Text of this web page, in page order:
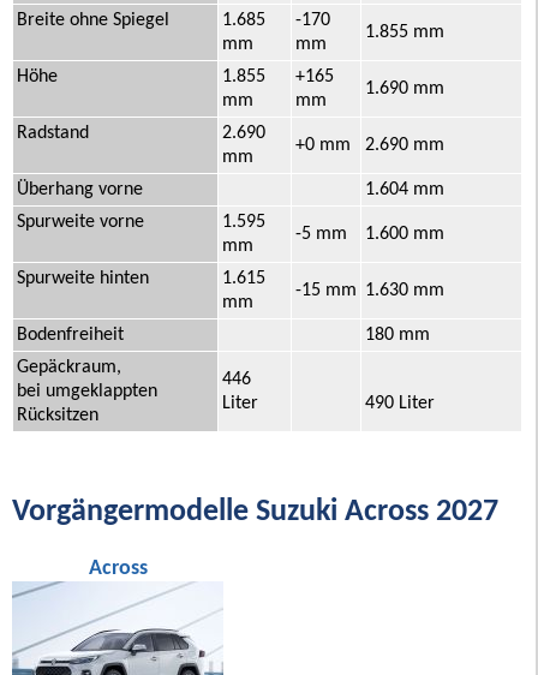
Breite ohne Spiegel
1.685
mm
-170
mm
1.855 mm
Höhe
1.855
mm
+165
mm
1.690 mm
Radstand
2.690
mm
+0 mm 2.690 mm
Überhang vorne
1.604 mm
Spurweite vorne
1.595
mm
-5 mm 1.600 mm
Spurweite hinten
1.615
mm
-15 mm 1.630 mm
Bodenfreiheit
180 mm
Gepäckraum,
bei umgeklappten
Rücksitzen
446
Liter
490 Liter
Vorgängermodelle Suzuki Across 2027
Across